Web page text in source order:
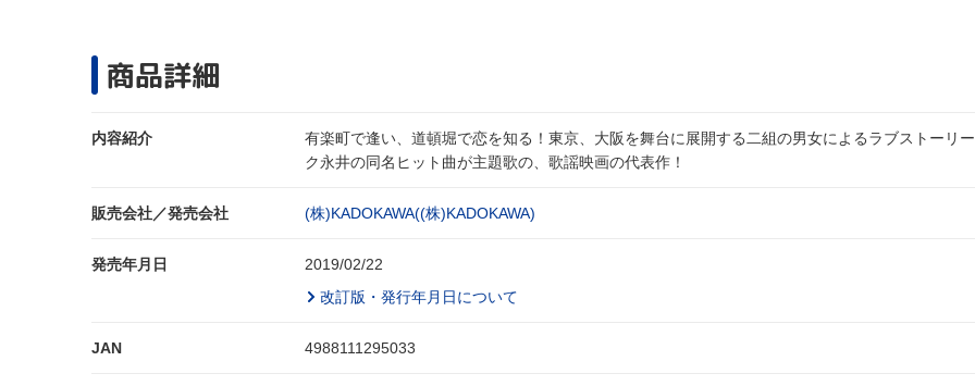
商品詳細
内容紹介
有楽町で逢い、道頓堀で恋を知る！東京、大阪を舞台に展開する二組の男女によるラブストーリ
ク永井の同名ヒット曲が主題歌の、歌謡映画の代表作！
販売会社／発売会社 (株)KADOKAWA((株)KADOKAWA)
発売年月日
2019/02/22
改訂版・発行年月日について
JAN 4988111295033